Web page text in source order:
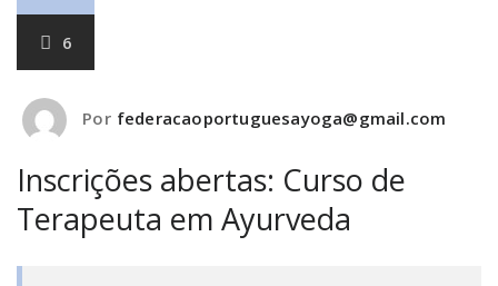
6
Por federacaoportuguesayoga@gmail.com
Inscrições abertas: Curso de
Terapeuta em Ayurveda